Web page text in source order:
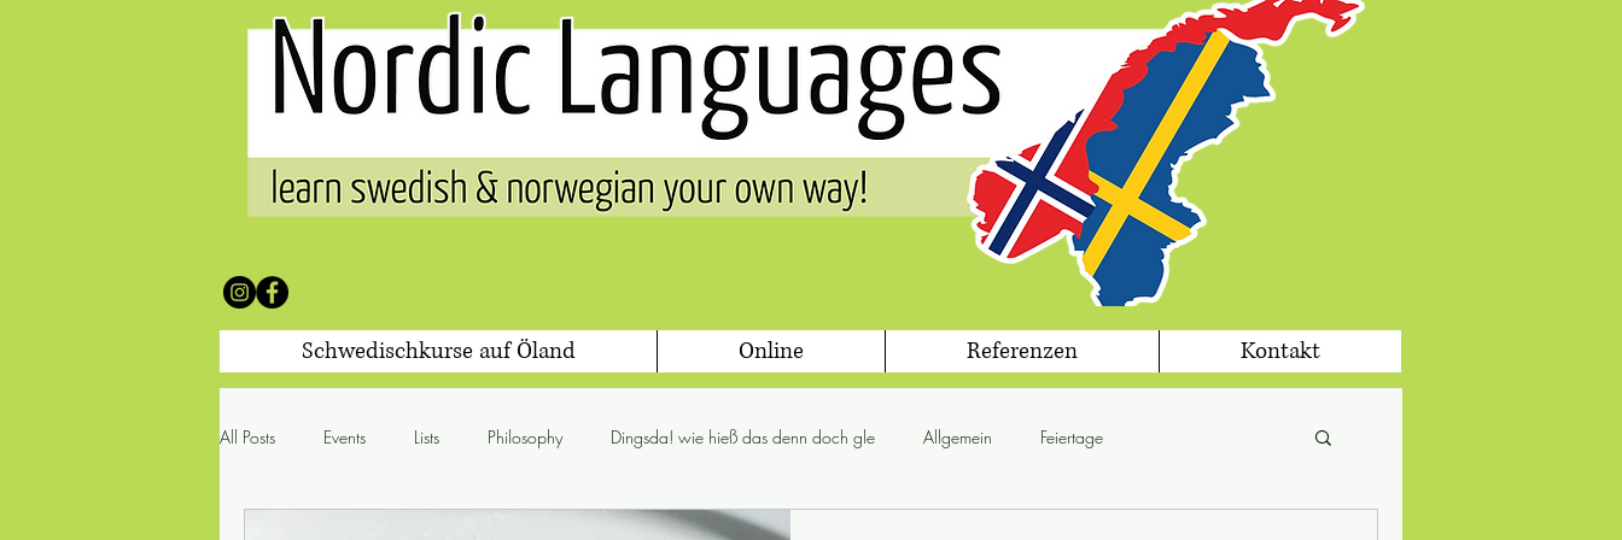
Schwedischkurse auf Öland Online Referenzen Kontakt
All Posts Events Lists Philosophy Dingsda! wie hieß das denn doch gle Allgemein Feiertage
Flora & Fauna